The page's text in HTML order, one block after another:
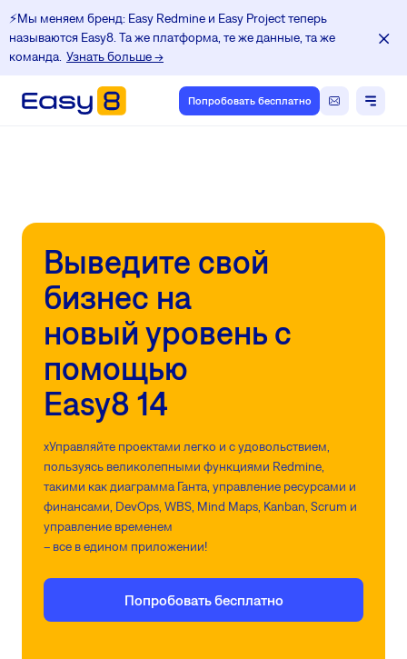
⚡️Мы меняем бренд: Easy Redmine и Easy Project теперь
называются Easy8. Та же платформа, те же данные, та же
команда. Узнать больше →
Попробовать бесплатно
Выведите свой
бизнес на
новый уровень с
помощью
Easy8 14
xУправляйте проектами легко и с удовольствием,
пользуясь великолепными функциями Redmine,
такими как диаграмма Ганта, управление ресурсами и
финансами, DevOps, WBS, Mind Maps, Kanban, Scrum и
управление временем
– все в едином приложении!
Попробовать бесплатно